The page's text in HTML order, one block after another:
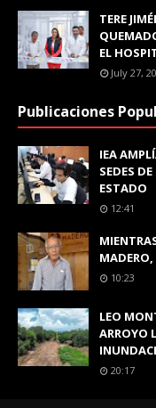
TERE
EL
July 27,
Publicaciones
IEA
SEDES
ESTADO
12:41
10:23
LEO
ARROYO
20:17